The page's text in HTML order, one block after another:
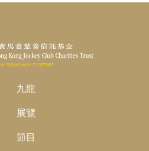
九龍
展覽
節目